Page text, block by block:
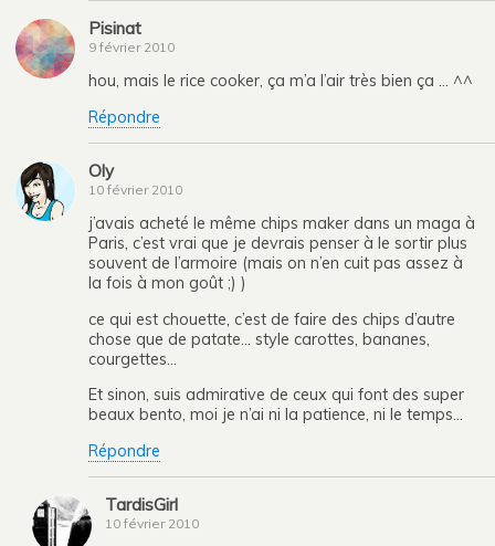
Pisinat
9 février 2010
hou, mais le rice cooker, ça m’a l’air très bien ça … ^^
Répondre
Oly
10 février 2010
j’avais acheté le même chips maker dans un maga à
Paris, c’est vrai que je devrais penser à le sortir plus
souvent de l’armoire (mais on n’en cuit pas assez à
la fois à mon goût ;) )
ce qui est chouette, c’est de faire des chips d’autre
chose que de patate… style carottes, bananes,
courgettes…
Et sinon, suis admirative de ceux qui font des super
beaux bento, moi je n’ai ni la patience, ni le temps…
Répondre
TardisGirl
10 février 2010